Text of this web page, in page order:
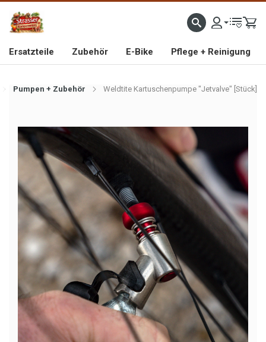
IMPORTEUR VON HOCHWERTIGEN FAHRRAD- UND MOFAERSATZTEILEN SEIT 1993
Ersatzteile Zubehör E-Bike Pflege + Reinigung
Pumpen + Zubehör Weldtite Kartuschenpumpe "Jetvalve" [Stück]